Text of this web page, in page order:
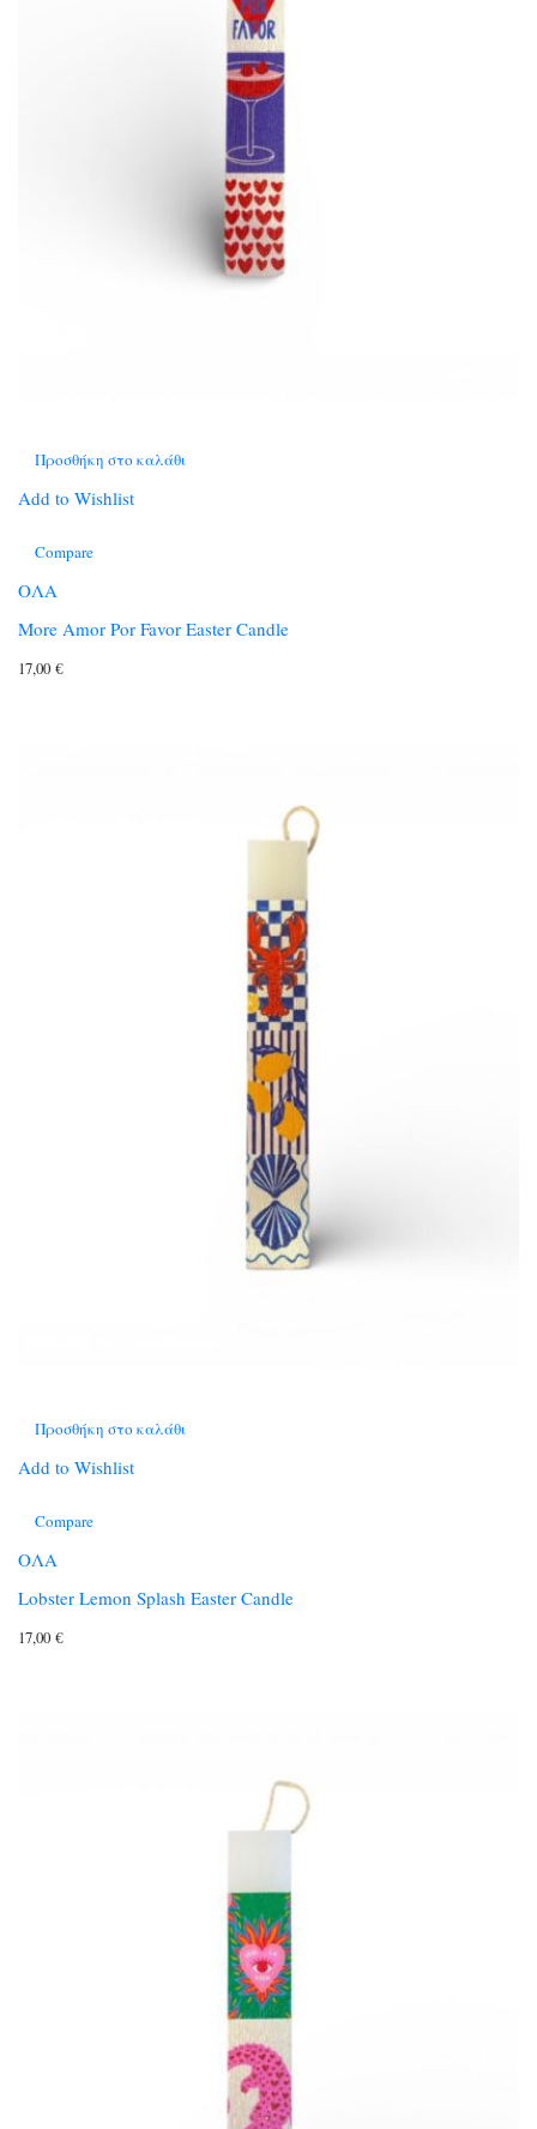
Προσθήκη στο καλάθι
Add to Wishlist
Compare
ΟΛΑ
More Amor Por Favor Easter Candle
17,00 €
Προσθήκη στο καλάθι
Add to Wishlist
Compare
ΟΛΑ
Lobster Lemon Splash Easter Candle
17,00 €